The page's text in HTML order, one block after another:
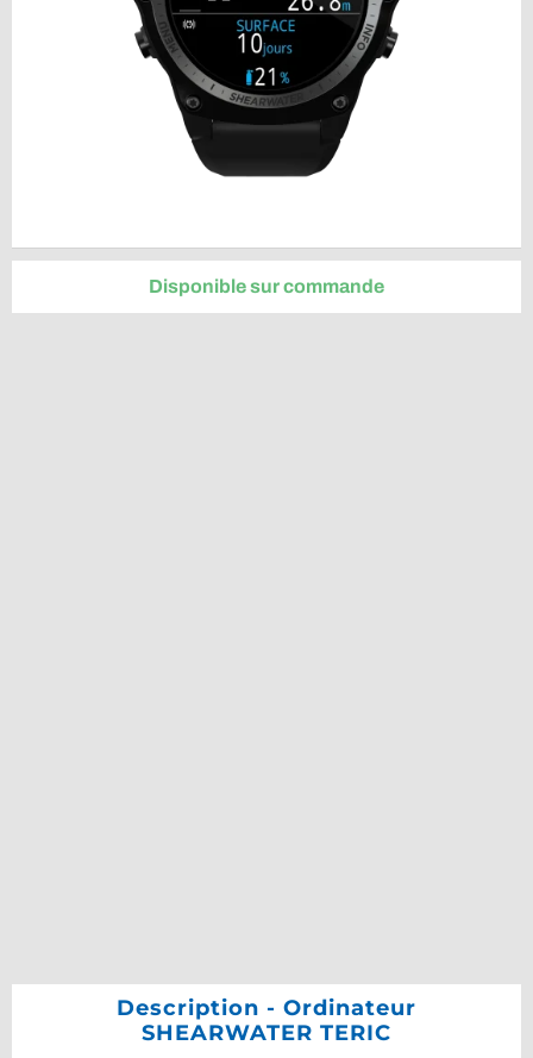
Disponible sur commande
Description - Ordinateur
SHEARWATER TERIC